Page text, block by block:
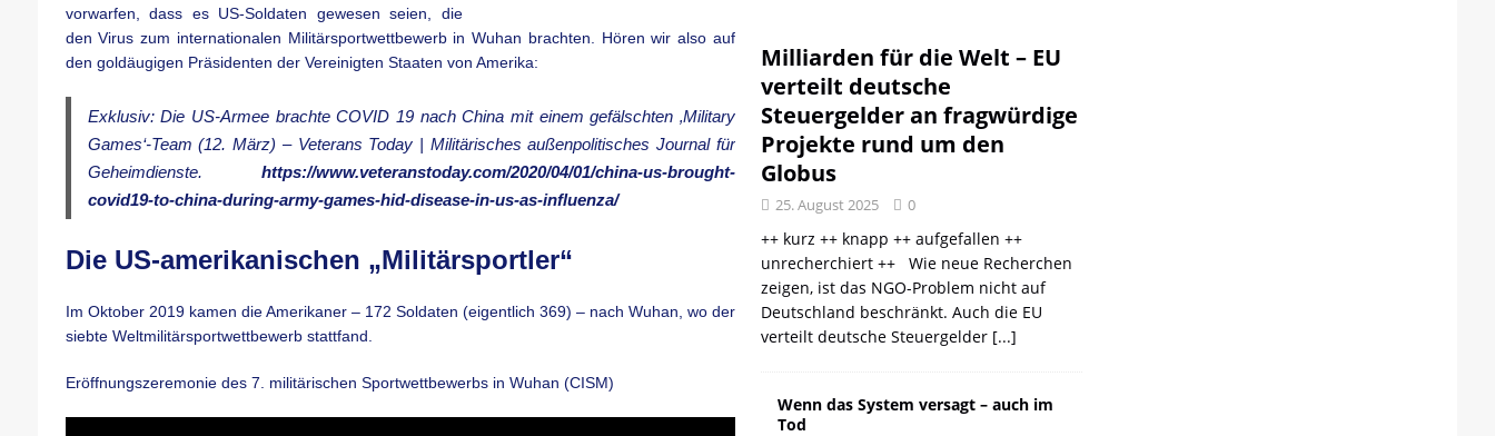
vorwarfen, dass es US-Soldaten gewesen seien, die
den Virus zum internationalen Militärsportwettbewerb in Wuhan brachten. Hören wir also auf
den goldäugigen Präsidenten der Vereinigten Staaten von Amerika:
Exklusiv: Die US-Armee brachte COVID 19 nach China mit einem gefälschten ‚Military
Games‘-Team (12. März) – Veterans Today | Militärisches außenpolitisches Journal für
Geheimdienste. https://www.veteranstoday.com/2020/04/01/china-us-brought-
covid19-to-china-during-army-games-hid-disease-in-us-as-influenza/
Die US-amerikanischen „Militärsportler“
Im Oktober 2019 kamen die Amerikaner – 172 Soldaten (eigentlich 369) – nach Wuhan, wo der
siebte Weltmilitärsportwettbewerb stattfand.
Eröffnungszeremonie des 7. militärischen Sportwettbewerbs in Wuhan (CISM)
Milliarden für die Welt – EU
verteilt deutsche
Steuergelder an fragwürdige
Projekte rund um den
Globus
25. August 2025 0
++ kurz ++ knapp ++ aufgefallen ++
unrecherchiert ++ Wie neue Recherchen
zeigen, ist das NGO-Problem nicht auf
Deutschland beschränkt. Auch die EU
verteilt deutsche Steuergelder [...]
Wenn das System versagt – auch im
Tod